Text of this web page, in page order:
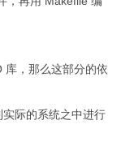
库，那么这部分的依
际的系统之中进行